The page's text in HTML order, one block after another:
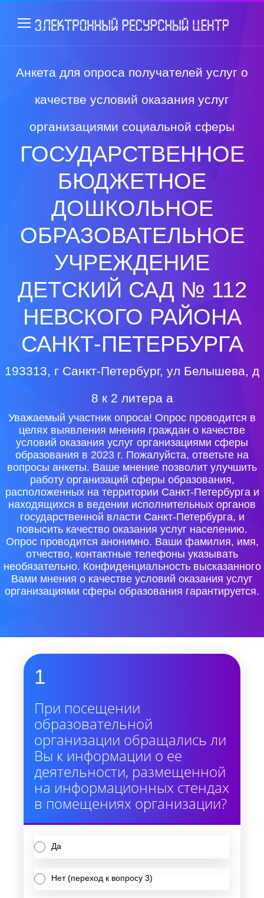
Анкета для опроса получателей услуг о
качестве условий оказания услуг
организациями социальной сферы
ГОСУДАРСТВЕННОЕ
БЮДЖЕТНОЕ
ДОШКОЛЬНОЕ
ОБРАЗОВАТЕЛЬНОЕ
УЧРЕЖДЕНИЕ
ДЕТСКИЙ САД № 112
НЕВСКОГО РАЙОНА
САНКТ-ПЕТЕРБУРГА
193313, г Санкт-Петербург, ул Белышева, д
8 к 2 литера а
Уважаемый участник опроса! Опрос проводится в
целях выявления мнения граждан о качестве
условий оказания услуг организациями сферы
образования в 2023 г. Пожалуйста, ответьте на
вопросы анкеты. Ваше мнение позволит улучшить
работу организаций сферы образования,
расположенных на территории Санкт-Петербурга и
находящихся в ведении исполнительных органов
государственной власти Санкт-Петербурга, и
повысить качество оказания услуг населению.
Опрос проводится анонимно. Ваши фамилия, имя,
отчество, контактные телефоны указывать
необязательно. Конфиденциальность высказанного
Вами мнения о качестве условий оказания услуг
организациями сферы образования гарантируется.
1
При посещении
образовательной
организации обращались ли
Вы к информации о ее
деятельности, размещенной
на информационных стендах
в помещениях организации?
Да
Нет (переход к вопросу 3)